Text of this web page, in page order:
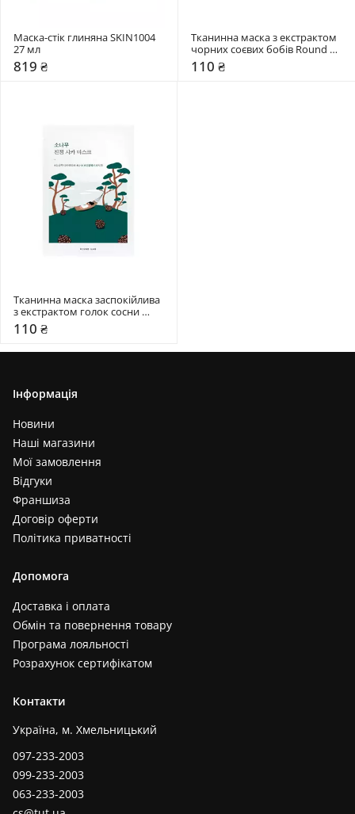
Маска-стік глиняна SKIN1004
27 мл
819 ₴
Тканинна маска з екстрактом
чорних соєвих бобів Round
Lab 27 мл
110 ₴
Тканинна маска заспокійлива
з екстрактом голок сосни
Round Lab 27 мл
110 ₴
Інформація
Новини
Наші магазини
Мої замовлення
Відгуки
Франшиза
Договір оферти
Політика приватності
Допомога
Доставка і оплата
Обмін та повернення товару
Програма лояльності
Розрахунок сертифікатом
Контакти
Україна, м. Хмельницький
097-233-2003
099-233-2003
063-233-2003